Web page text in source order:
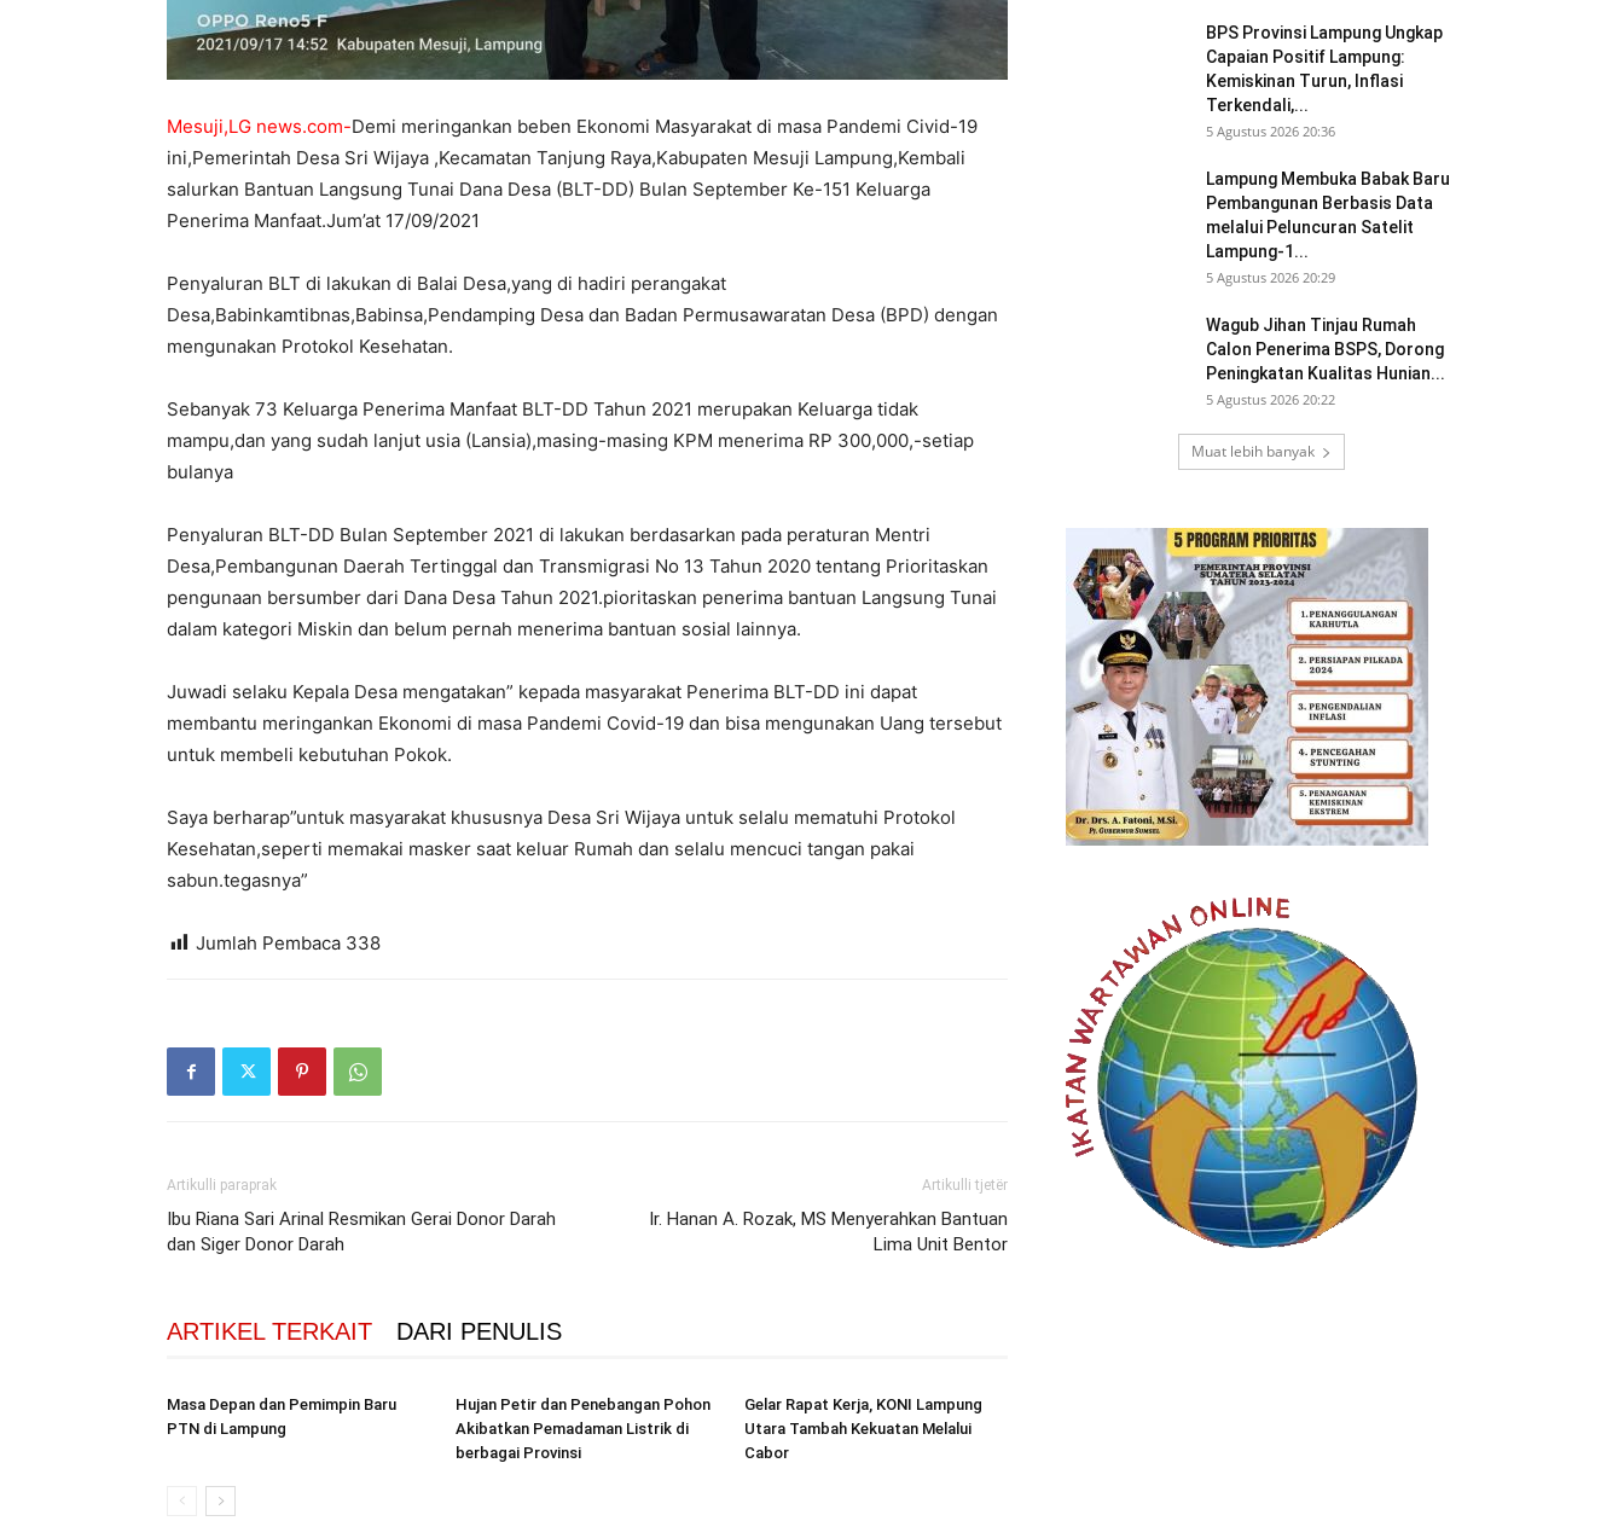
Mesuji,LG news.com-Demi meringankan beben Ekonomi Masyarakat di masa Pandemi Civid-19
ini,Pemerintah Desa Sri Wijaya ,Kecamatan Tanjung Raya,Kabupaten Mesuji Lampung,Kembali
salurkan Bantuan Langsung Tunai Dana Desa (BLT-DD) Bulan September Ke-151 Keluarga
Penerima Manfaat.Jum’at 17/09/2021
Penyaluran BLT di lakukan di Balai Desa,yang di hadiri perangakat
Desa,Babinkamtibnas,Babinsa,Pendamping Desa dan Badan Permusawaratan Desa (BPD) dengan
mengunakan Protokol Kesehatan.
Sebanyak 73 Keluarga Penerima Manfaat BLT-DD Tahun 2021 merupakan Keluarga tidak
mampu,dan yang sudah lanjut usia (Lansia),masing-masing KPM menerima RP 300,000,-setiap
bulanya
Penyaluran BLT-DD Bulan September 2021 di lakukan berdasarkan pada peraturan Mentri
Desa,Pembangunan Daerah Tertinggal dan Transmigrasi No 13 Tahun 2020 tentang Prioritaskan
pengunaan bersumber dari Dana Desa Tahun 2021.pioritaskan penerima bantuan Langsung Tunai
dalam kategori Miskin dan belum pernah menerima bantuan sosial lainnya.
Juwadi selaku Kepala Desa mengatakan” kepada masyarakat Penerima BLT-DD ini dapat
membantu meringankan Ekonomi di masa Pandemi Covid-19 dan bisa mengunakan Uang tersebut
untuk membeli kebutuhan Pokok.
Saya berharap”untuk masyarakat khususnya Desa Sri Wijaya untuk selalu mematuhi Protokol
Kesehatan,seperti memakai masker saat keluar Rumah dan selalu mencuci tangan pakai
sabun.tegasnya”
Jumlah Pembaca 338
Artikulli paraprak
Ibu Riana Sari Arinal Resmikan Gerai Donor Darah
dan Siger Donor Darah
Artikulli tjetër
Ir. Hanan A. Rozak, MS Menyerahkan Bantuan
Lima Unit Bentor
ARTIKEL TERKAIT DARI PENULIS
Masa Depan dan Pemimpin Baru
PTN di Lampung
Hujan Petir dan Penebangan Pohon
Akibatkan Pemadaman Listrik di
berbagai Provinsi
Gelar Rapat Kerja, KONI Lampung
Utara Tambah Kekuatan Melalui
Cabor
BPS Provinsi Lampung Ungkap
Capaian Positif Lampung:
Kemiskinan Turun, Inflasi
Terkendali,...
5 Agustus 2026 20:36
Lampung Membuka Babak Baru
Pembangunan Berbasis Data
melalui Peluncuran Satelit
Lampung-1...
5 Agustus 2026 20:29
Wagub Jihan Tinjau Rumah
Calon Penerima BSPS, Dorong
Peningkatan Kualitas Hunian...
5 Agustus 2026 20:22
Muat lebih banyak